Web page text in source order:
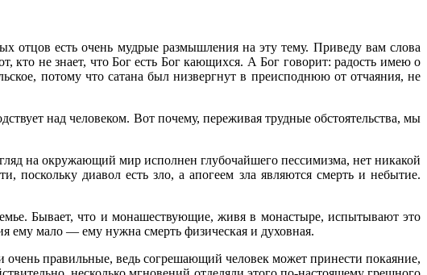
отцов есть очень мудрые размышления на эту тему. Приведу вам слова
не знает, что Бог есть Бог кающихся. А Бог говорит: радость имею о
потому что сатана был низвергнут в преисподнюю от отчаяния, не
над человеком. Вот почему, переживая трудные обстоятельства, мы
на окружающий мир исполнен глубочайшего пессимизма, нет никакой
поскольку диавол есть зло, а апогеем зла являются смерть и небытие.
Бывает, что и монашествующие, живя в монастыре, испытывают это
ему мало — ему нужна смерть физическая и духовная.
очень правильные, ведь согрешающий человек может принести покаяние,